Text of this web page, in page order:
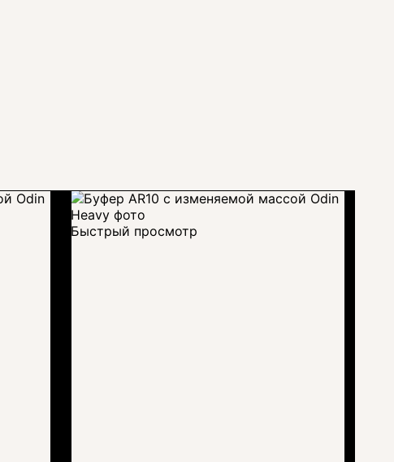
Быстрый просмотр